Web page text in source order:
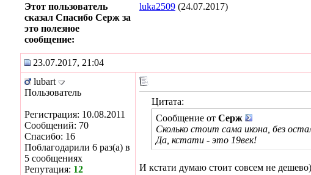
Этот пользователь
сказал Спасибо Серж за
это полезное
сообщение:
luka2509 (24.07.2017)
23.07.2017, 21:04
lubart
Пользователь
Регистрация: 10.08.2011
Сообщений: 70
Спасибо: 16
Поблагодарили 6 раз(а) в
5 сообщениях
Репутация: 12
Цитата:
Сообщение от Серж
Сколько стоит сама икона, без
Да, кстати - это 19век!
И кстати думаю стоит совсем не